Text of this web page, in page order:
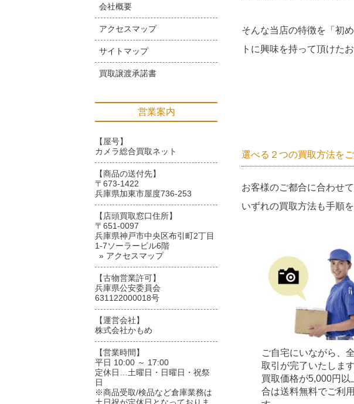
そんな当店の特徴を「初
トに興味を持って頂けた
選べる２つの買取方法を
お客様のご都合に合わせ
いずれの買取方法も手順
ご自宅にいながら、
取引が完了いたします
買取価格が5,000円以
合は送料無料でご利
会社概要
アクセスマップ
サイトマップ
買取譲渡承諾書
営業案内
【屋号】
カメラ総合買取ネット
【商品の送付先】
〒673-1422
兵庫県加東市屋度736-253
【店頭買取窓口住所】
〒651-0097
兵庫県神戸市中央区布引町2丁目
1-7ソーラービル6階
» アクセスマップ
【古物営業許可】
兵庫県公安委員会
631122000018号
【運営会社】
株式会社かもめ
【営業時間】
平日 10:00 ～ 17:00
定休日…土曜日・日曜日・祝祭
日
※商品受取/検品など倉庫業務は